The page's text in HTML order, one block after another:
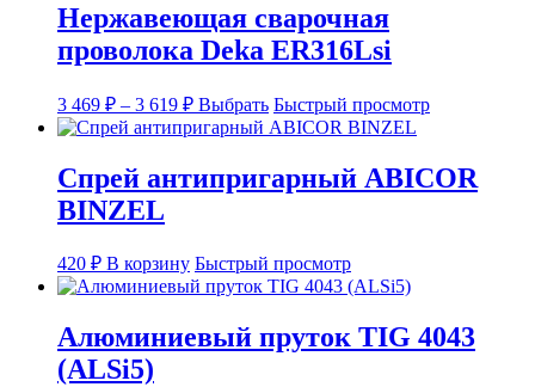
Нержавеющая сварочная
проволока Deka ER316Lsi
3 469 ₽ – 3 619 ₽Диапазон
цен:
3
–
Выбрать Этот
товар
имеет
несколько
вариаций.
на
странице
Быстрый просмотр
Спрей антипригарный ABICOR
BINZEL
420 ₽ В корзину Быстрый просмотр
Алюминиевый пруток TIG 4043
(ALSi5)